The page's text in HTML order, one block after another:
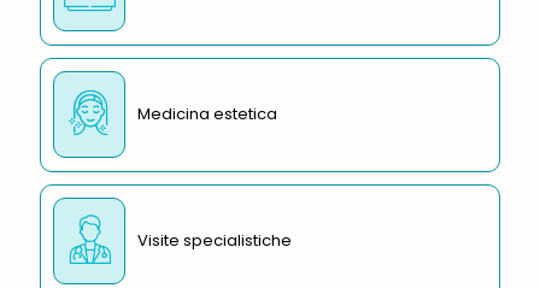
Medicina estetica
Visite specialistiche